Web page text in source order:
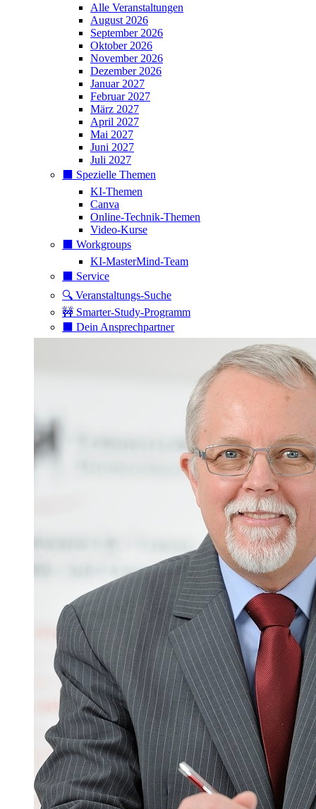
Alle Veranstaltungen
August 2026
September 2026
Oktober 2026
November 2026
Dezember 2026
Januar 2027
Februar 2027
März 2027
April 2027
Mai 2027
Juni 2027
Juli 2027
⬛️ Spezielle Themen
KI-Themen
Canva
Online-Technik-Themen
Video-Kurse
⬛️ Workgroups
KI-MasterMind-Team
⬛️ Service
🔍 Veranstaltungs-Suche
🚧 Smarter-Study-Programm
⬛️ Dein Ansprechpartner